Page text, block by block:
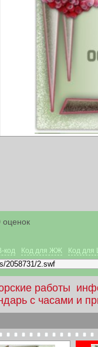
оценок
код Код для ЖЖ Код для
работы
с часами и